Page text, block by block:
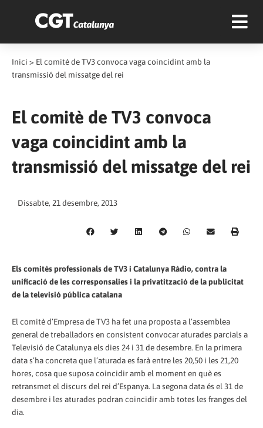
Inici > El comitè de TV3 convoca vaga coincidint amb la
transmissió del missatge del rei
El comitè de TV3 convoca
vaga coincidint amb la
transmissió del missatge del rei
Dissabte, 21 desembre, 2013
Els comitès professionals de TV3 i Catalunya Ràdio, contra la
unificació de les corresponsalies i la privatització de la publicitat
de la televisió pública catalana
El comitè d’Empresa de TV3 ha fet una proposta a l’assemblea
general de treballadors en consistent convocar aturades parcials a
Televisió de Catalunya els dies 24 i 31 de desembre. En la primera
data s’ha concreta que l’aturada es farà entre les 20,50 i les 21,20
hores, cosa que suposa coincidir amb el moment en què es
retransmet el discurs del rei d’Espanya. La segona data és el 31 de
desembre i les aturades podran coincidir amb totes les franges del
dia.